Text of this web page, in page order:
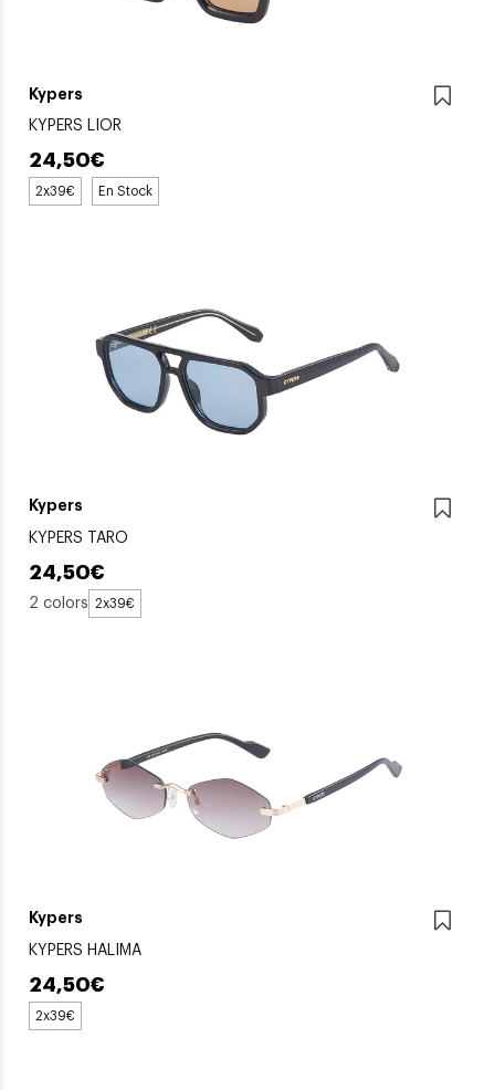
Kypers
KYPERS LIOR
24,50€
2x39€ En Stock
Kypers
KYPERS TARO
24,50€
2 colors 2x39€
Kypers
KYPERS HALIMA
24,50€
2x39€